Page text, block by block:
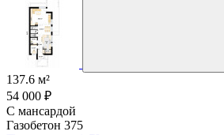
137.6 м²
54 000 ₽
С мансардой
Газобетон 375